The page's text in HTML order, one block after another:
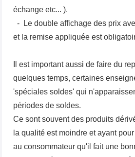
échange etc... ).
- Le double affichage des prix
et la remise appliquée est
Il est important aussi de faire du
quelques temps, certaines
'spéciales soldes' qui
périodes de soldes.
Ce sont souvent des produits
la qualité est moindre et ayant
au consommateur qu'il fait une